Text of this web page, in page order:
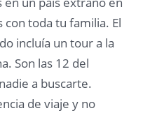
toda tu familia. El
incluía un tour a la
Son las 12 del
a buscarte.
de viaje y no